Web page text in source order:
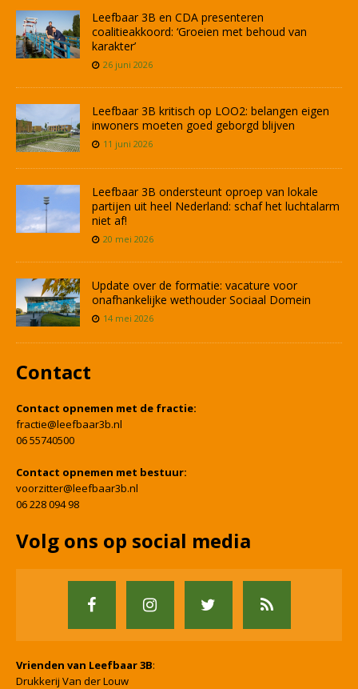
Leefbaar 3B en CDA presenteren
coalitieakkoord: ‘Groeien met behoud van
karakter’
26 juni 2026
Leefbaar 3B kritisch op LOO2: belangen eigen
inwoners moeten goed geborgd blijven
11 juni 2026
Leefbaar 3B ondersteunt oproep van lokale
partijen uit heel Nederland: schaf het luchtalarm
niet af!
20 mei 2026
Update over de formatie: vacature voor
onafhankelijke wethouder Sociaal Domein
14 mei 2026
Contact
Contact opnemen met de fractie:
fractie@leefbaar3b.nl
06 55740500
Contact opnemen met bestuur:
voorzitter@leefbaar3b.nl
06 228 094 98
Volg ons op social media
Vrienden van Leefbaar 3B:
Drukkerij Van der Louw